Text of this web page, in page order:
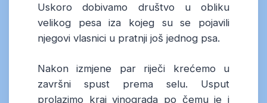
Uskoro dobivamo društvo u obliku
velikog pesa iza kojeg su se pojavili
njegovi vlasnici u pratnji još jednog psa.
Nakon izmjene par riječi krećemo u
završni spust prema selu. Usput
prolazimo kraj vinograda po čemu je i